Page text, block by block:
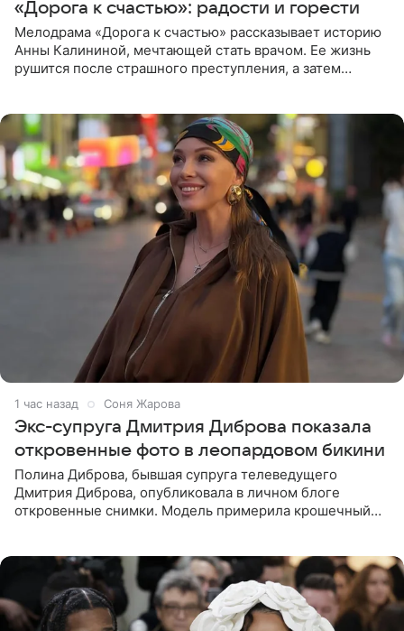
«Дорога к счастью»: радости и горести
Мелодрама «Дорога к счастью» рассказывает историю
Анны Калининой, мечтающей стать врачом. Ее жизнь
рушится после страшного преступления, а затем
1 час назад Соня Жарова
Экс-супруга Дмитрия Диброва показала
откровенные фото в леопардовом бикини
Полина Диброва, бывшая супруга телеведущего
Дмитрия Диброва, опубликовала в личном блоге
откровенные снимки. Модель примерила крошечный